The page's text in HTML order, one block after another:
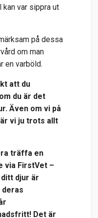
kan var sippra ut
på dessa
om man
en varböld.
att du
du är det
Även om vi på
vi ju trots allt
träffa en
via FirstVet –
djur är
Det är